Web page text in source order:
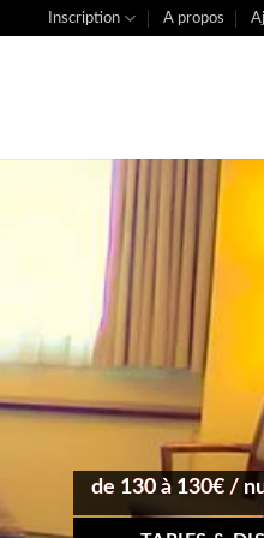
Inscription A propos
de 130 à 130€ /